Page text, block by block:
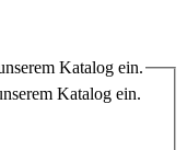
Katalog ein.
Katalog ein.